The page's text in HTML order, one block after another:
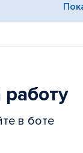
работу
в боте